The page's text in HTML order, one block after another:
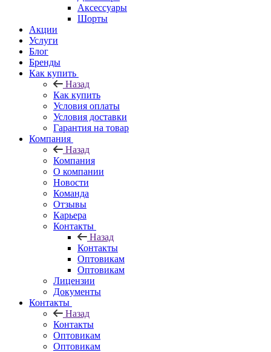
Аксессуары
Шорты
Акции
Услуги
Блог
Бренды
Как купить
Назад
Как купить
Условия оплаты
Условия доставки
Гарантия на товар
Компания
Назад
Компания
О компании
Новости
Команда
Отзывы
Карьера
Контакты
Назад
Контакты
Оптовикам
Оптовикам
Лицензии
Документы
Контакты
Назад
Контакты
Оптовикам
Оптовикам